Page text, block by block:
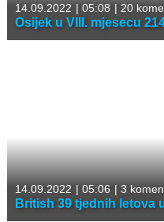
14.09.2022 | 05:08 | 20
Osijek u VIII. mjesecu
14.09.2022 | 05:06 | 3
British 39 tjednih letova